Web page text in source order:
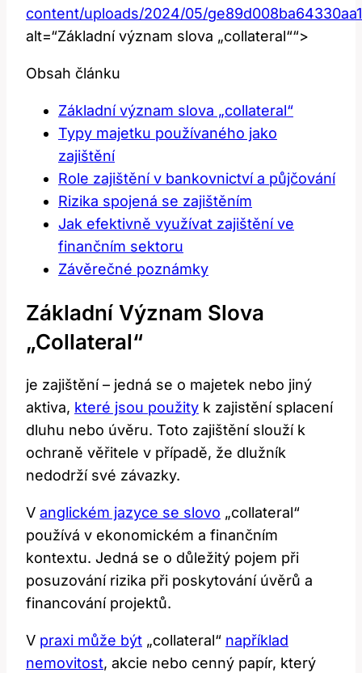
content/uploads/2024/05/
alt=“Základní význam slova „collateral““>
Obsah článku
Základní význam slova „collateral“
Typy majetku používaného jako
zajištění
Role zajištění v bankovnictví a půjčování
Rizika spojená se zajištěním
Jak efektivně využívat zajištění ve
finančním sektoru
Závěrečné poznámky
Základní Význam Slova
„collateral“
je zajištění – jedná se o majetek nebo jiný
aktiva, které jsou použity k zajistění splacení
dluhu nebo úvěru. Toto zajištění slouží k
ochraně věřitele v případě, že dlužník
nedodrží své závazky.
V anglickém jazyce se slovo „collateral“
používá v ekonomickém a finančním
kontextu. Jedná se o důležitý pojem při
posuzování rizika při poskytování úvěrů a
financování projektů.
V praxi může být „collateral“ například
nemovitost, akcie nebo cenný papír, který